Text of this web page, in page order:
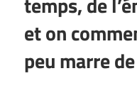
et on
peu marre